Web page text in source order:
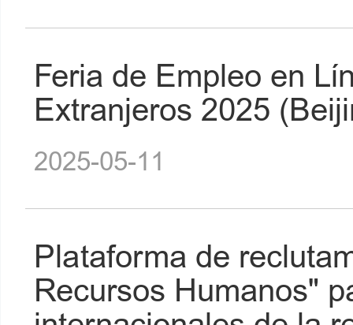
Feria de Empleo en
Extranjeros 2025
2025-05-11
Plataforma de
Recursos Humanos"